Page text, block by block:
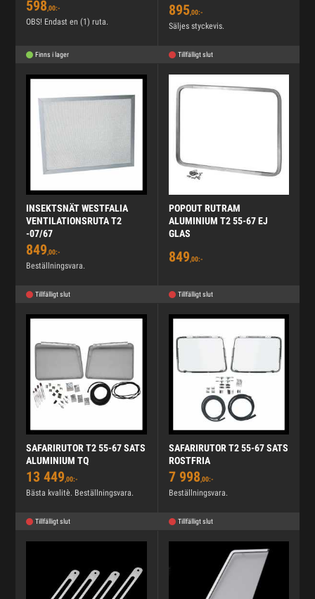
598,00:-
OBS! Endast en (1) ruta.
Finns i lager
895,00:-
Säljes styckevis.
Tillfälligt slut
INSEKTSNÄT WESTFALIA
VENTILATIONSRUTA T2
-07/67
849,00:-
Beställningsvara.
Tillfälligt slut
POPOUT RUTRAM
ALUMINIUM T2 55-67 EJ
GLAS
849,00:-
Tillfälligt slut
SAFARIRUTOR T2 55-67 SATS
ALUMINIUM TQ
13 449,00:-
Bästa kvalitè. Beställningsvara.
Tillfälligt slut
SAFARIRUTOR T2 55-67 SATS
ROSTFRIA
7 998,00:-
Beställningsvara.
Tillfälligt slut